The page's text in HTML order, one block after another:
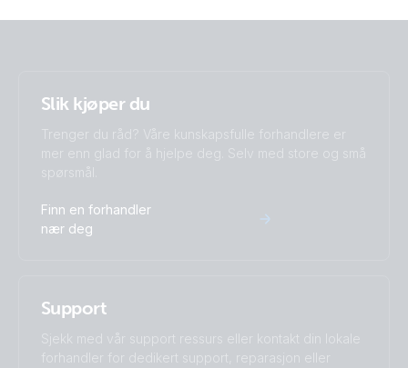
Slik kjøper du
Trenger du råd? Våre kunskapsfulle forhandlere er
mer enn glad for å hjelpe deg. Selv med store og små
spørsmål.
Finn en forhandler
nær deg
Support
Sjekk med vår support ressurs eller kontakt din lokale
forhandler for dedikert support, reparasjon eller